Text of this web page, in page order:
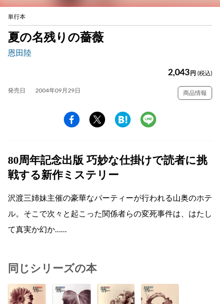
単行本
夏の名残りの薔薇
恩田陸
2,043 円 (税込)
発売日 2004年09月29日 商品情報
80周年記念出版 巧妙な仕掛けで読者に挑
戦する新作ミステリー
沢渡三姉妹主催の豪華なパーティーが行われる山奥のホテ
ル。そこで次々と起こった関係者らの変死事件は、はたし
て真実か幻か……
同じシリーズの本